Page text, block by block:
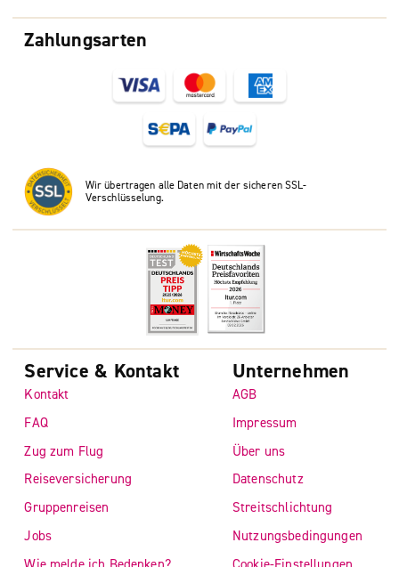
Zahlungsarten
Wir übertragen alle Daten mit der sicheren SSL-
Verschlüsselung.
Service & Kontakt
Kontakt
FAQ
Zug zum Flug
Reiseversicherung
Gruppenreisen
Jobs
Unternehmen
AGB
Impressum
Über uns
Datenschutz
Streitschlichtung
Nutzungsbedingungen